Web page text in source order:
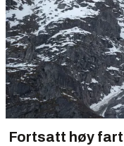
Fortsatt høy